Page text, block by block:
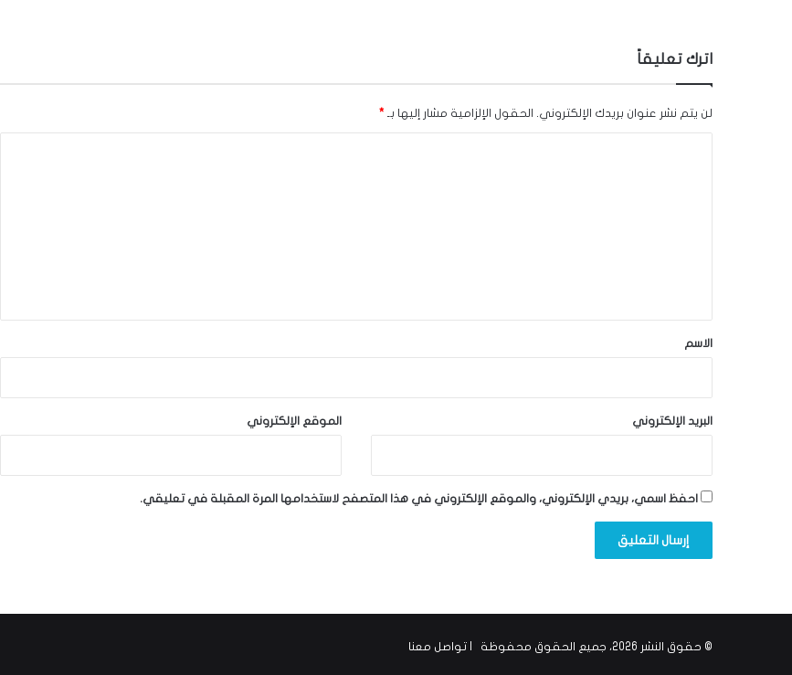
اترك تعليقاً
لن يتم نشر عنوان بريدك الإلكتروني. الحقول الإلزامية مشار إليها بـ *
*
الاسم
البريد الإلكتروني الموقع الإلكتروني
احفظ اسمي، بريدي الإلكتروني، والموقع الإلكتروني في هذا المتصفح لاستخدامها المرة المقبلة في تعليقي.
© حقوق النشر 2026، جميع الحقوق محفوظة | تواصل معنا